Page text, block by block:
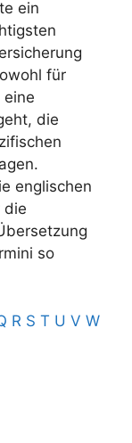
ein
für
eine
die
englischen
die
so
R S T U V W